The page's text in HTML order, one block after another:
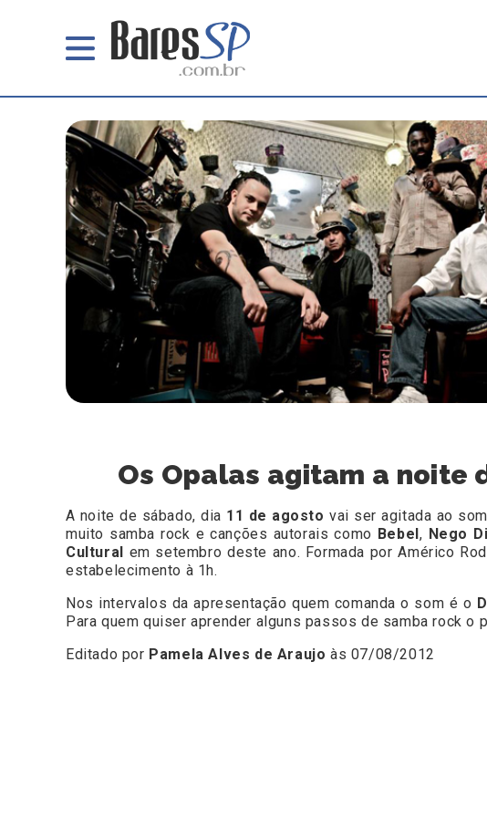
Os Opalas agitam a noite
A noite de sábado, dia 11 de agosto vai ser agitada ao
muito samba rock e canções autorais como Bebel , Nego
Cultural em setembro deste ano. Formada por Américo
estabelecimento à 1h.
Nos intervalos da apresentação quem comanda o som é o
Para quem quiser aprender alguns passos de samba rock o
Editado por Pamela Alves de Araujo às 07/08/2012